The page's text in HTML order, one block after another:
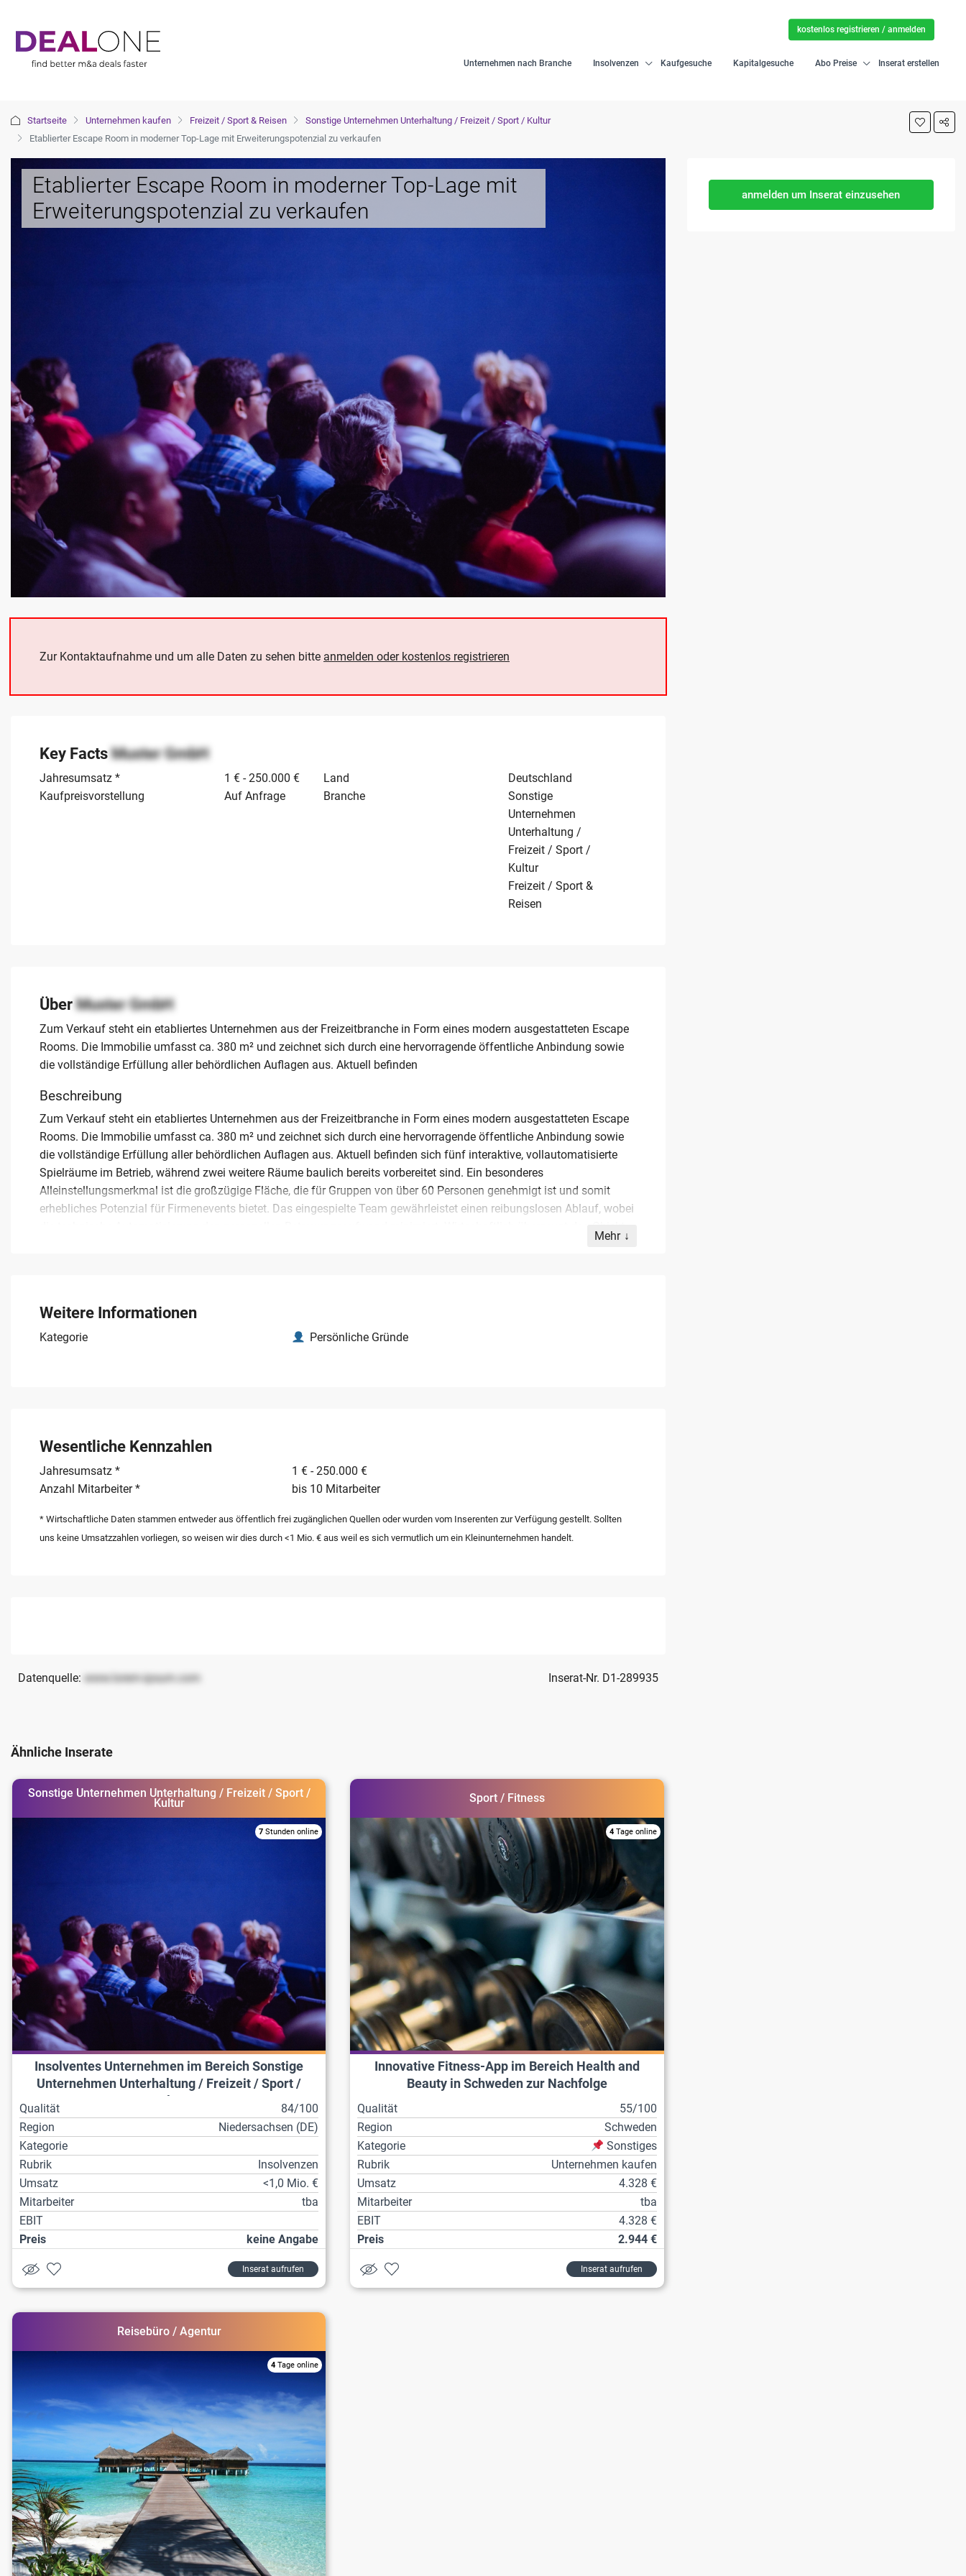
Unternehmen nach Branche Insolvenzen Kaufgesuche Kapitalgesuche Abo Preise Inserat erstellen
kostenlos registrieren / anmelden
Startseite Unternehmen kaufen Freizeit / Sport & Reisen
Sonstige Unternehmen Unterhaltung / Freizeit / Sport / Kultur
Etablierter Escape Room in moderner Top-Lage mit Erweiterungspotenzial zu verkaufen
Etablierter Escape Room in moderner Top-Lage mit
Erweiterungspotenzial zu verkaufen
Zur Kontaktaufnahme und um alle Daten zu sehen bitte anmelden oder kostenlos registrieren
Key FactsMuster GmbH
Jahresumsatz *
1 € - 250.000 €
Kaufpreisvorstellung
Auf Anfrage
Land
Deutschland
Branche
Sonstige
Unternehmen
Unterhaltung /
Freizeit / Sport /
Kultur
Freizeit / Sport &
Reisen
ÜberMuster GmbH
Zum Verkauf steht ein etabliertes Unternehmen aus der Freizeitbranche in Form eines modern ausgestatteten Escape
Rooms. Die Immobilie umfasst ca. 380 m² und zeichnet sich durch eine hervorragende öffentliche Anbindung sowie
die vollständige Erfüllung aller behördlichen Auflagen aus. Aktuell befinden
Beschreibung
Zum Verkauf steht ein etabliertes Unternehmen aus der Freizeitbranche in Form eines modern ausgestatteten Escape
Rooms. Die Immobilie umfasst ca. 380 m² und zeichnet sich durch eine hervorragende öffentliche Anbindung sowie
die vollständige Erfüllung aller behördlichen Auflagen aus. Aktuell befinden sich fünf interaktive, vollautomatisierte
Spielräume im Betrieb, während zwei weitere Räume baulich bereits vorbereitet sind. Ein besonderes
Alleinstellungsmerkmal ist die großzügige Fläche, die für Gruppen von über 60 Personen genehmigt ist und somit
erhebliches Potenzial für Firmenevents bietet. Das eingespielte Team gewährleistet einen reibungslosen Ablauf, wobei
Mehr
Weitere Informationen
Kategorie Persönliche Gründe
Wesentliche Kennzahlen
Jahresumsatz *
1 € - 250.000 €
Anzahl Mitarbeiter *
bis 10 Mitarbeiter
* Wirtschaftliche Daten stammen entweder aus öffentlich frei zugänglichen Quellen oder wurden vom Inserenten zur Verfügung gestellt. Sollten
uns keine Umsatzzahlen vorliegen, so weisen wir dies durch <1 Mio. € aus weil es sich vermutlich um ein Kleinunternehmen handelt.
Datenquelle: www.lorem-ipsum.com Inserat-Nr. D1-289935
Ähnliche Inserate
Sonstige Unternehmen Unterhaltung / Freizeit / Sport /
Kultur
7 Stunden online
Insolventes Unternehmen im Bereich Sonstige
Unternehmen Unterhaltung / Freizeit / Sport /
Qualität
84/100
Region
Niedersachsen (DE)
Kategorie
Rubrik
Insolvenzen
Umsatz
<1,0 Mio. €
Mitarbeiter
tba
EBIT
Preis
keine Angabe
Inserat aufrufen
Sport / Fitness
4Tage online
Innovative Fitness-App im Bereich Health and
Beauty in Schweden zur Nachfolge
Qualität
55/100
Region
Schweden
Kategorie
Sonstiges
Rubrik
Unternehmen kaufen
Umsatz
4.328 €
Mitarbeiter
tba
EBIT
4.328 €
Preis
2.944 €
Inserat aufrufen
Reisebüro / Agentur
4 Tage online
anmelden um Inserat einzusehen